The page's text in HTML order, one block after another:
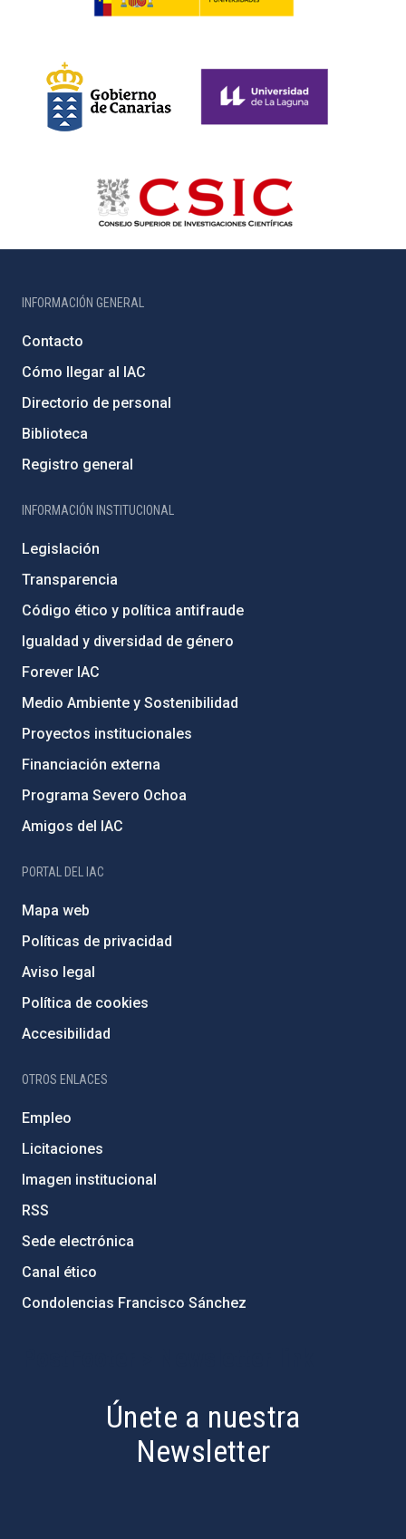
INFORMACIÓN GENERAL
Contacto
Cómo llegar al IAC
Directorio de personal
Biblioteca
Registro general
INFORMACIÓN INSTITUCIONAL
Legislación
Transparencia
Código ético y política antifraude
Igualdad y diversidad de género
Forever IAC
Medio Ambiente y Sostenibilidad
Proyectos institucionales
Financiación externa
Programa Severo Ochoa
Amigos del IAC
PORTAL DEL IAC
Mapa web
Políticas de privacidad
Aviso legal
Política de cookies
Accesibilidad
OTROS ENLACES
Empleo
Licitaciones
Imagen institucional
RSS
Sede electrónica
Canal ético
Condolencias Francisco Sánchez
Únete a nuestra
Newsletter